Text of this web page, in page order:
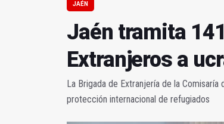
JAÉN
Jaén tramita
Extranjeros a
La Brigada de Extranjería de la
protección internacional de refugiados